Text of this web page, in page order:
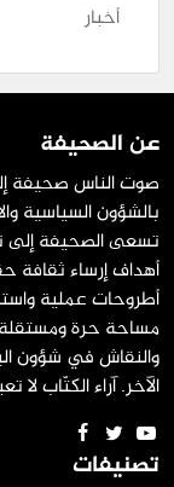
أخبار
عن الصحيفة
صوت الناس صحيفة
بالشؤون السياسية
تسعى الصحيفة إلى
أهداف إرساء ثقافة
أطروحات عملية
مساحة حرة ومستقلة
والنقاش في شؤون
الآخر. آراء الكتّاب
تصنيفات